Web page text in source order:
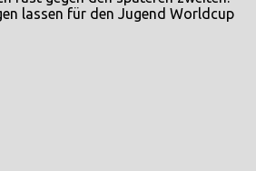
lassen für den Jugend Worldcup